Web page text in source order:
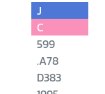
J
C
599
.A78
D383